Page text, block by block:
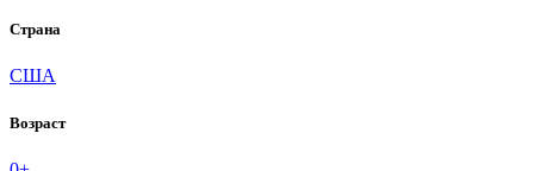
Страна
США
Возраст